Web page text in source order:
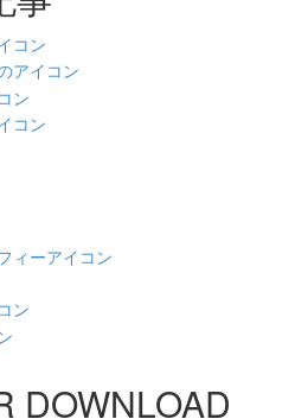
DOWNLOAD